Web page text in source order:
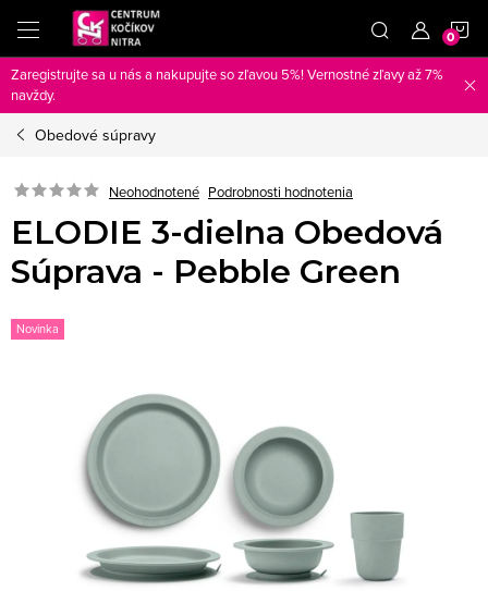
obsah
Zaregistrujte sa u nás a nakupujte so zľavou 5%! Vernostné zľavy až 7%
navždy.
Obedové súpravy
Neohodnotené Podrobnosti hodnotenia
ELODIE 3-dielna Obedová
Súprava - Pebble Green
Novinka